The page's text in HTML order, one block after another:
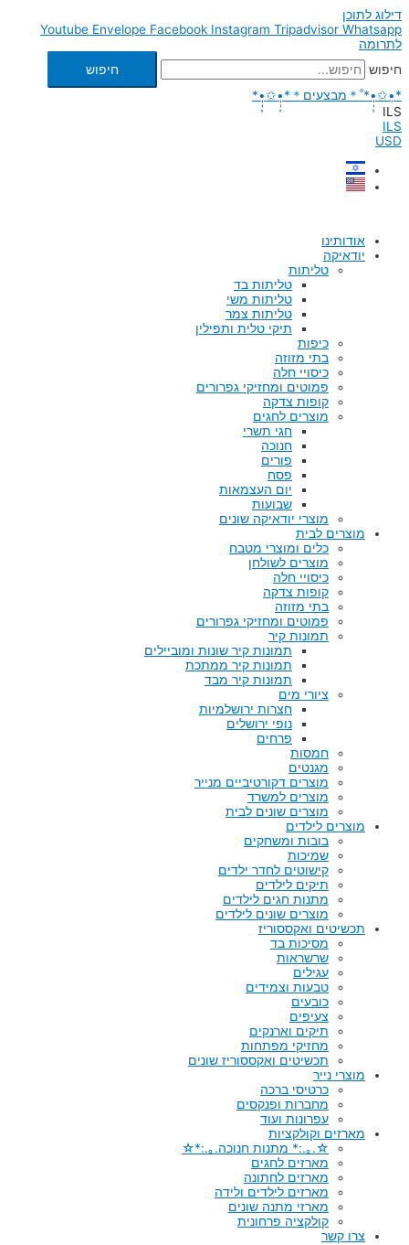
דילוג לתוכן
Youtube Envelope Facebook Instagram Tripadvisor Whatsapp
לתרומה
חיפוש
חיפוש
*•̩̩͙✩•̩̩͙*˚＊מבצעים＊*•̩̩͙✩•̩̩͙*
ILS
ILS
USD
אודותינו
יודאיקה
טליתות
טליתות בד
טליתות משי
טליתות צמר
תיקי טלית ותפילין
כיפות
בתי מזוזה
כיסויי חלה
פמוטים ומחזיקי גפרורים
קופות צדקה
מוצרים לחגים
חגי תשרי
חנוכה
פורים
פסח
יום העצמאות
שבועות
מוצרי יודאיקה שונים
מוצרים לבית
כלים ומוצרי מטבח
מוצרים לשולחן
כיסויי חלה
קופות צדקה
בתי מזוזה
פמוטים ומחזיקי גפרורים
תמונות קיר
תמונות קיר שונות ומוביילים
תמונות קיר ממתכת
תמונות קיר מבד
ציורי מים
חצרות ירושלמיות
נופי ירושלים
פרחים
חמסות
מגנטים
מוצרים דקורטיביים מנייר
מוצרים למשרד
מוצרים שונים לבית
מוצרים לילדים
בובות ומשחקים
שמיכות
קישוטים לחדר ילדים
תיקים לילדים
מתנות חגים לילדים
מוצרים שונים לילדים
תכשיטים ואקססוריז
מסיכות בד
שרשראות
עגילים
טבעות וצמידים
כובעים
צעיפים
תיקים וארנקים
מחזיקי מפתחות
תכשיטים ואקססוריז שונים
מוצרי נייר
כרטיסי ברכה
מחברות ופנקסים
עפרונות ועוד
מארזים וקולקציות
☆.｡.:* מתנות חנוכה.｡.:*☆
מארזים לחגים
מארזים לחתונה
מארזים לילדים ולידה
מארזי מתנה שונים
קולקציה פרחונית
צרו קשר